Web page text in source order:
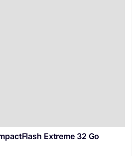
Extreme 32 Go